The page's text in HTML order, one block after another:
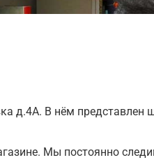
д.4А. В нём представлен
Мы постоянно